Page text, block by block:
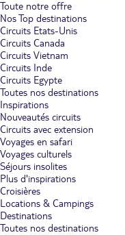
Toute notre offre
Nos Top destinations
Circuits Etats-Unis
Circuits Canada
Circuits Vietnam
Circuits Inde
Circuits Egypte
Toutes nos destinations
Inspirations
Nouveautés circuits
Circuits avec extension
Voyages en safari
Voyages culturels
Séjours insolites
Plus d'inspirations
Croisières
Locations & Campings
Destinations
Toutes nos destinations